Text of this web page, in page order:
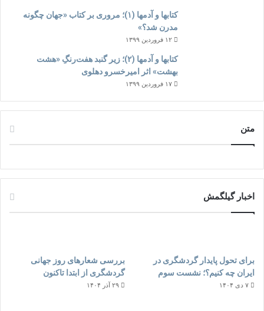
کتابها و آدمها (۱)؛ مروری بر کتاب «جهان چگونه
مدرن شد؟»
۱۲ فروردین ۱۳۹۹
کتابها و آدمها (۲)؛ زیر گنبد هفت‌رنگِ «هشت
بهشت» اثر امیرخسرو دهلوی
۱۷ فروردین ۱۳۹۹
متن
اخبار گیلگمش
برای تحول پایدار گردشگری در
ایران چه کنیم؟؛ نشست سوم
۷ دی ۱۴۰۴
بررسی شعارهای روز جهانی
گردشگری از ابتدا تاکنون
۲۹ آذر ۱۴۰۴